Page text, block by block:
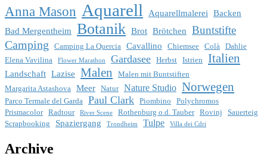
Anna Mason Aquarell Aquarellmalerei Backen
Bad Mergentheim Botanik Brot Brötchen Buntstifte
Camping Camping La Quercia Cavallino Chiemsee Colà Dahlie
Elena Vavilina
Flower Marathon Gardasee Herbst Istrien Italien
Landschaft Lazise Malen
Malen mit Buntstiften
Margarita Astashova Meer Natur Nature Studio Norwegen
Parco Termale del Garda Paul Clark Piombino
Polychromos
Prismacolor Radtour River Scene Rothenburg o.d. Tauber Rovinj
Sauerteig
Scrapbooking
Spaziergang Trondheim Tulpe Villa dei Cdri
Archive